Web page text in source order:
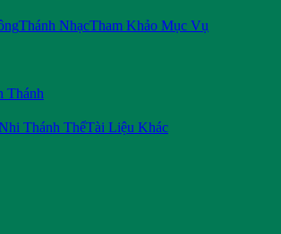
Thánh NhạcTham Khảo Mục Vụ
Thánh
Thánh ThểTài Liệu Khác